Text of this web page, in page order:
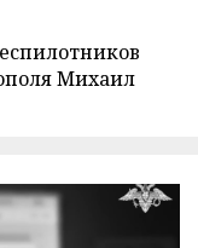
Михаил